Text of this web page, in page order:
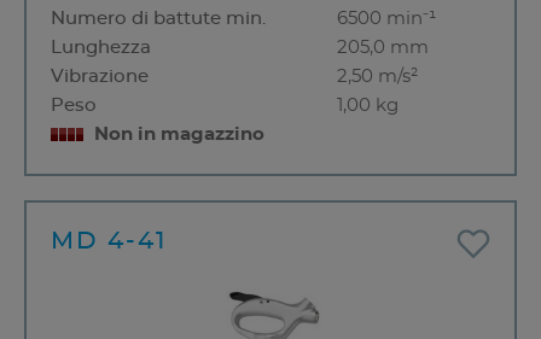
Numero di battute min.
6500 min⁻¹
Lunghezza
205,0 mm
Vibrazione
2,50 m/s²
Peso
1,00 kg
Non in magazzino
MD 4-41